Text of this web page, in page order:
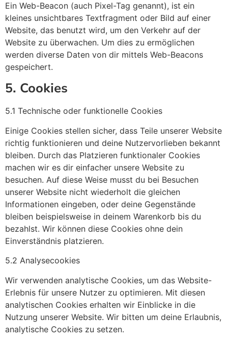
Ein Web-Beacon (auch Pixel-Tag genannt), ist ein
kleines unsichtbares Textfragment oder Bild auf einer
Website, das benutzt wird, um den Verkehr auf der
Website zu überwachen. Um dies zu ermöglichen
werden diverse Daten von dir mittels Web-Beacons
gespeichert.
5. Cookies
5.1 Technische oder funktionelle Cookies
Einige Cookies stellen sicher, dass Teile unserer Website
richtig funktionieren und deine Nutzervorlieben bekannt
bleiben. Durch das Platzieren funktionaler Cookies
machen wir es dir einfacher unsere Website zu
besuchen. Auf diese Weise musst du bei Besuchen
unserer Website nicht wiederholt die gleichen
Informationen eingeben, oder deine Gegenstände
bleiben beispielsweise in deinem Warenkorb bis du
bezahlst. Wir können diese Cookies ohne dein
Einverständnis platzieren.
5.2 Analysecookies
Wir verwenden analytische Cookies, um das Website-
Erlebnis für unsere Nutzer zu optimieren. Mit diesen
analytischen Cookies erhalten wir Einblicke in die
Nutzung unserer Website. Wir bitten um deine Erlaubnis,
analytische Cookies zu setzen.